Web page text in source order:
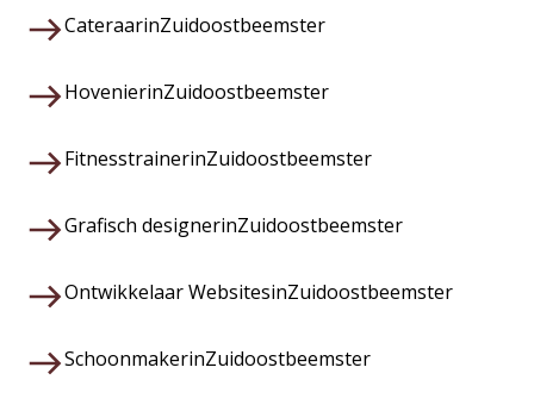
CateraarinZuidoostbeemster
HovenierinZuidoostbeemster
FitnesstrainerinZuidoostbeemster
Grafisch designerinZuidoostbeemster
Ontwikkelaar WebsitesinZuidoostbeemster
SchoonmakerinZuidoostbeemster